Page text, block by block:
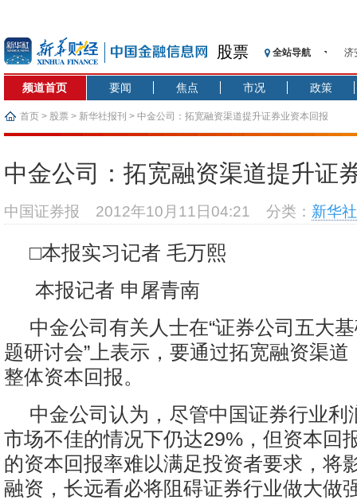
股票 全站导航
济
【
济
在
基
频道首页 要闻 焦点 市况 政策
首页 > 股票 > 新华社报刊 > 中金公司：拓宽融资渠道提升证券业资本回报
中金公司：拓宽融资渠道提升证
中国证券报 2012年10月11日04:21 分类： 新华
□本报实习记者 毛万熙
本报记者 申屠青南
中金公司有关人士在“证券公司五大
题研讨会”上表示，要通过拓宽融资渠
整体资本回报。
中金公司认为，尽管中国证券行业利
市场不佳的情况下仍达29%，但资本回
的资本回报率难以满足投资者要求，将
融资，长远看必将阻碍证券行业做大做